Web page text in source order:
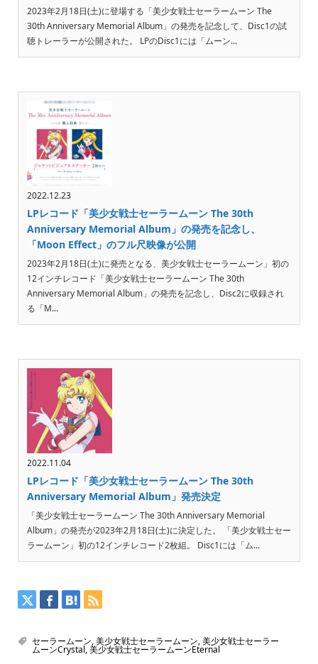
2023年2月18日(土)に登場する「美少女戦士セーラームーン The
30th Anniversary Memorial Album」の発売を記念して、Disc1の試
聴トレーラーが公開された。 LPのDisc1には「ムーン...
2022.12.23
LPレコード「美少女戦士セーラームーン The 30th
Anniversary Memorial Album」の発売を記念し、
「Moon Effect」のフル尺映像が公開
2023年2月18日(土)に発売となる、美少女戦士セーラームーン」初の
12インチレコード「美少女戦士セーラームーン The 30th
Anniversary Memorial Album」の発売を記念し、Disc2に収録され
る「M...
2022.11.04
LPレコード「美少女戦士セーラームーン The 30th
Anniversary Memorial Album」発売決定
「美少女戦士セーラームーン The 30th Anniversary Memorial
Album」の発売が2023年2月18日(土)に決定した。 「美少女戦士セー
ラームーン」初の12インチレコード2枚組。 Disc1には「ム...
セーラームーン,美少女戦士セーラームーン,美少女戦士セーラー
ムーンCrystal,美少女戦士セーラームーンEternal